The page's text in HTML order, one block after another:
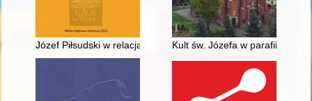
Józef Piłsudski w relacjach przedstawicieli państwa
Kult św. Józefa w parafii